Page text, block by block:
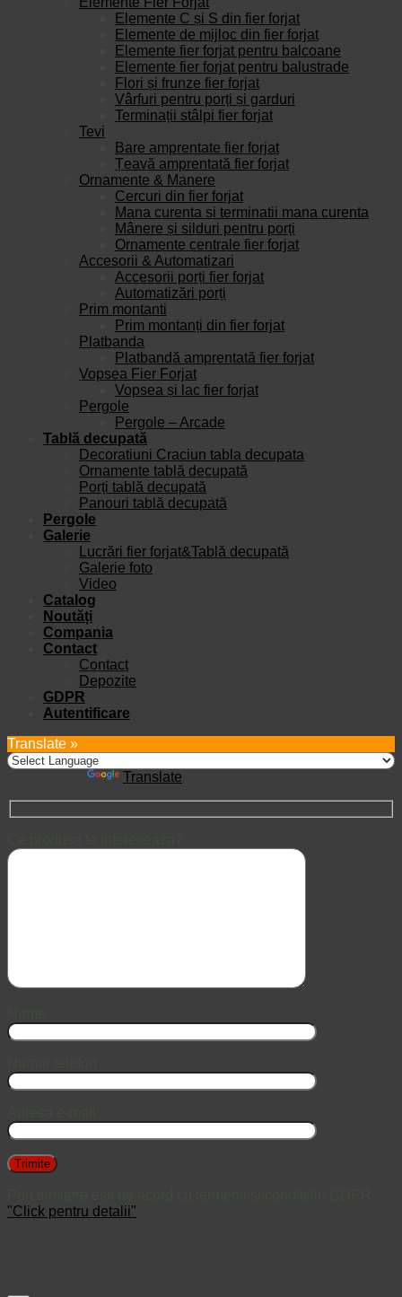
Elemente C și S din fier forjat
Elemente de mijloc din fier forjat
Elemente fier forjat pentru balcoane
Elemente fier forjat pentru balustrade
Flori și frunze fier forjat
Vârfuri pentru porți și garduri
Terminații stâlpi fier forjat
Tevi
Bare amprentate fier forjat
Țeavă amprentată fier forjat
Ornamente & Manere
Cercuri din fier forjat
Mana curenta si terminatii mana curenta
Mânere și silduri pentru porți
Ornamente centrale fier forjat
Accesorii & Automatizari
Accesorii porți fier forjat
Automatizări porți
Prim montanti
Prim montanți din fier forjat
Platbanda
Platbandă amprentată fier forjat
Vopsea Fier Forjat
Vopsea și lac fier forjat
Pergole
Pergole – Arcade
Tablă decupată
Decoratiuni Craciun tabla decupata
Ornamente tablă decupată
Porți tablă decupată
Panouri tablă decupată
Pergole
Galerie
Lucrări fier forjat&Tablă decupată
Galerie foto
Video
Catalog
Noutăți
Compania
Contact
Contact
Depozite
GDPR
Autentificare
Translate »
Translate
"Click pentru detalii"